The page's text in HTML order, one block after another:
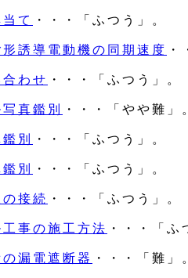
て ・・・「ふつう」。
誘導電動機の同期速度
わせ ・・・「ふつう」。
真鑑別 ・・・「やや難」
別 ・・・「ふつう」。
別 ・・・「ふつう」。
接続 ・・・「ふつう」。
事の施工方法 ・・・「ふ
漏電遮断器 ・・・「難」